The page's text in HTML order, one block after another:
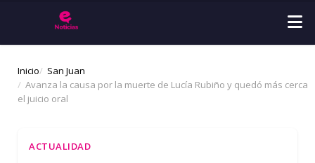
Inicio
San Juan
Avanza la causa por la muerte de Lucía Rubiño y quedó más cerca
el juicio oral
ACTUALIDAD